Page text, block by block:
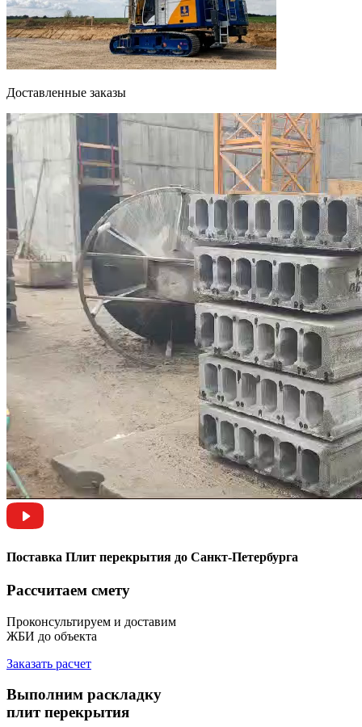
Доставленные заказы
Поставка Плит перекрытия до Санкт-Петербурга
Рассчитаем смету
Проконсультируем и доставим
ЖБИ до объекта
Заказать расчет
Выполним раскладку
плит перекрытия